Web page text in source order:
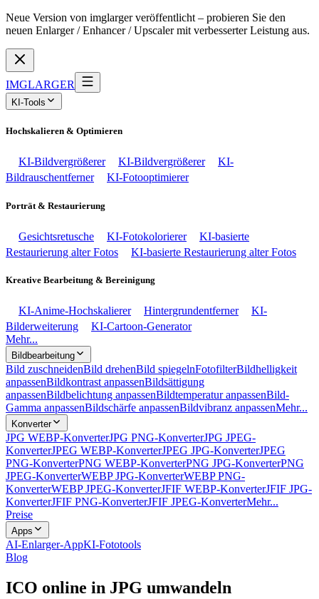
Neue Version von imglarger veröffentlicht – probieren Sie den
neuen Enlarger / Enhancer / Upscaler mit verbesserter Leistung aus.
IMGLARGER
KI-Tools
Hochskalieren & Optimieren
KI-Bildvergrößerer KI-Bildvergrößerer
KI-
Bildrauschentferner
KI-Fotooptimierer
Porträt & Restaurierung
Gesichtsretusche KI-Fotokolorierer
KI-basierte
Restaurierung alter Fotos
KI-basierte Restaurierung alter Fotos
Kreative Bearbeitung & Bereinigung
KI-Anime-Hochskalierer Hintergrundentferner
KI-
Bilderweiterung
KI-Cartoon-Generator
Mehr...
Bildbearbeitung
Bild zuschneidenBild drehenBild spiegelnFotofilterBildhelligkeit
anpassenBildkontrast anpassenBildsättigung
anpassenBildbelichtung anpassenBildtemperatur anpassenBild-
Gamma anpassenBildschärfe anpassenBildvibranz anpassenMehr...
Konverter
JPG WEBP-KonverterJPG PNG-KonverterJPG JPEG-
KonverterJPEG WEBP-KonverterJPEG JPG-KonverterJPEG
PNG-KonverterPNG WEBP-KonverterPNG JPG-KonverterPNG
JPEG-KonverterWEBP JPG-KonverterWEBP PNG-
KonverterWEBP JPEG-KonverterJFIF WEBP-KonverterJFIF JPG-
KonverterJFIF PNG-KonverterJFIF JPEG-KonverterMehr...
Preise
Apps
AI-Enlarger-AppKI-Fototools
Blog
ICO online in JPG umwandeln